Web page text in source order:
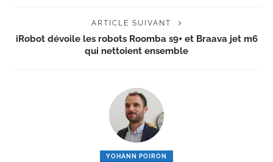
ARTICLE SUIVANT
iRobot dévoile les robots Roomba s9+ et Braava jet m6
qui nettoient ensemble
YOHANN POIRON